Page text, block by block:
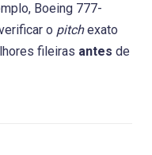
Boeing 777-
o pitchexato
fileiras antes de